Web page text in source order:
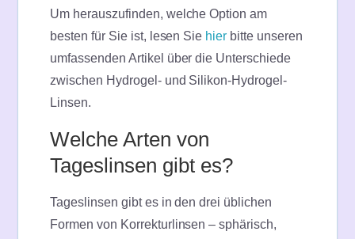
Um herauszufinden, welche Option am
besten für Sie ist, lesen Sie hier bitte unseren
umfassenden Artikel über die Unterschiede
zwischen Hydrogel- und Silikon-Hydrogel-
Linsen.
Welche Arten von
Tageslinsen gibt es?
Tageslinsen gibt es in den drei üblichen
Formen von Korrekturlinsen – sphärisch,